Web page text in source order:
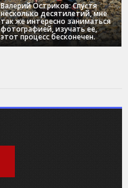
Валерий Остриков: Спустя
несколько десятилетий, мне
так же интересно заниматься
фотографией, изучать ее,
этот процесс бесконечен.